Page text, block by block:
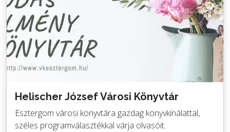
Helischer József Városi Könyvtár
Esztergom városi könyvtára gazdag könyvkínálattal,
széles programválasztékkal várja olvasóit.